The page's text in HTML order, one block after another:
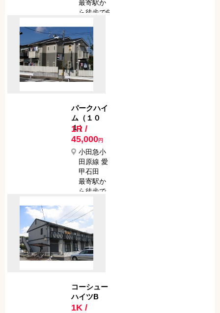
最寄駅か
ら徒歩で6
パークハイ
ム（１０
１）
1R /
45,000円
小田急小
田原線 愛
甲石田
最寄駅か
ら徒歩で
コーシュー
ハイツB
1K /